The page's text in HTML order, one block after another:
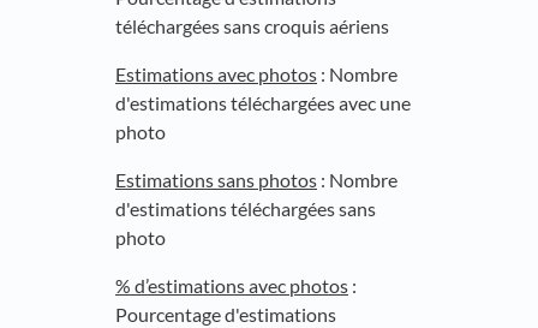
téléchargées sans croquis aériens
Estimations avec photos : Nombre
d'estimations téléchargées avec une
photo
Estimations sans photos : Nombre
d'estimations téléchargées sans
photo
% d’estimations avec photos :
Pourcentage d'estimations